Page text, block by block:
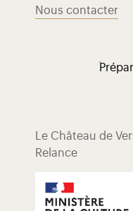
Nous contacter
Le Château de
Relance